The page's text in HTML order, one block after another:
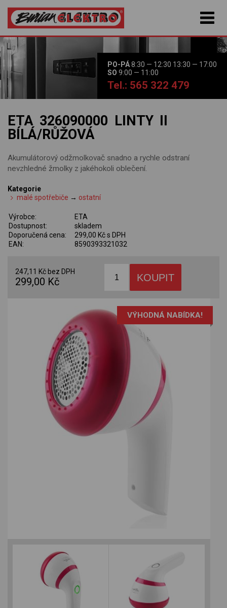
PO-PÁ8:30 — 12:30 13:30 — 17:00
SO 9:00 — 11:00
Tel.: 565 322 479
ETA 326090000 LINTY II
BÍLÁ/RŮŽOVÁ
Akumulátorový odžmolkovač snadno a rychle odstraní
nevzhledné žmolky z jakéhokoli oblečení.
Kategorie
malé spotřebiče → ostatní
Výrobce:
ETA
Dostupnost:
skladem
Doporučená cena:
299,00 Kč s DPH
EAN:
8590393321032
247,11 Kč bez DPH
299,00 Kč
VÝHODNÁ NABÍDKA!